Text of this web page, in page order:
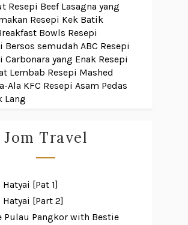
Resepi Beef Lasagna yang
Resepi Kek Batik
Bowls Resepi
Bersos semudah ABC Resepi
Carbonara yang Enak Resepi
Lembab Resepi Mashed
Ala KFC Resepi Asam Pedas
Lang
Jom Travel
[Pat 1]
[Part 2]
Pulau Pangkor with Bestie